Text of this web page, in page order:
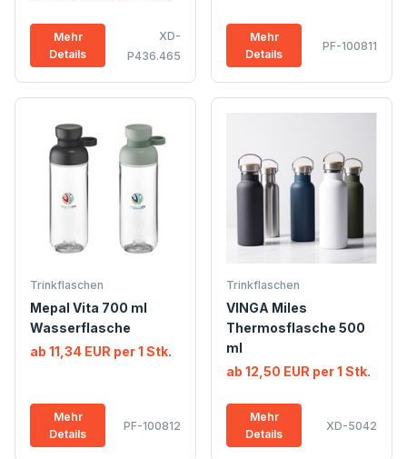
Mehr
Details
XD-
P436.465
Mehr
Details
PF-100811
Trinkflaschen
Mepal Vita 700 ml
Wasserflasche
ab 11,34 EUR per 1 Stk.
Mehr
Details
PF-100812
Trinkflaschen
VINGA Miles
Thermosflasche 500
ml
ab 12,50 EUR per 1 Stk.
Mehr
Details
XD-5042